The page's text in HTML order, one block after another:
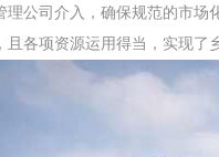
公司介入，确保规范的市
各项资源运用得当，实现了